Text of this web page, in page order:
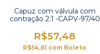
Capuz com válvula com
contração 2:1 -CAPV-97/40
R$57,48
R$54,61 com Boleto